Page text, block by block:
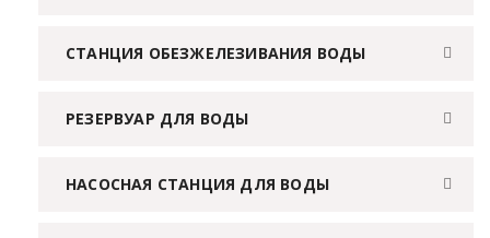
СТАНЦИЯ ОБЕЗЖЕЛЕЗИВАНИЯ ВОДЫ
РЕЗЕРВУАР ДЛЯ ВОДЫ
НАСОСНАЯ СТАНЦИЯ ДЛЯ ВОДЫ